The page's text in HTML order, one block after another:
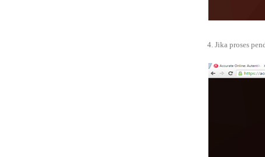
4. Jika proses